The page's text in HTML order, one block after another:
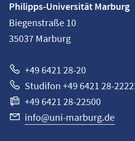
Philipps-
Universität
Marburg
Philipps-Universität Marburg
Biegenstraße 10
35037 Marburg
+49 6421 28-20
Studifon +49 6421 28-
+49 6421 28-22500
info@uni-marburg.de